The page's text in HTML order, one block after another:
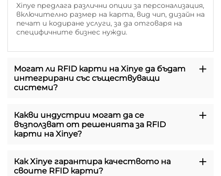
Xinye предлага различни опции за персонализация,
включително размер на карта, вид чип, дизайн на
печат и кодиране услуги, за да отговаря на
специфичните бизнес нужди.
Могат ли RFID карти на Xinye да бъдат
интегрирани със съществуващи
системи?
Какви индустрии могат да се
възползват от решенията за RFID
карти на Xinye?
Как Xinye гарантира качеството на
своите RFID карти?